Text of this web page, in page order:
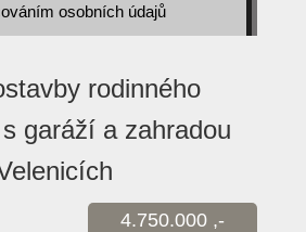
osobních údajů
rodinného
garáží a zahradou
4.750.000 ,-